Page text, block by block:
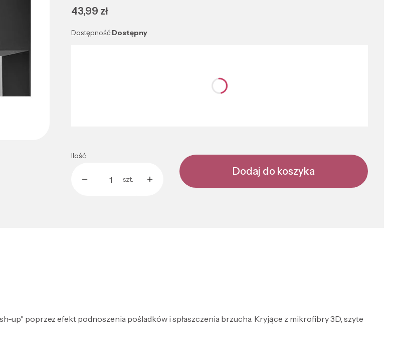
Cena
43,99 zł
Dostępność:Dostępny
Ilość
szt.
Dodaj do koszyka
up" poprzez efekt podnoszenia pośladków i spłaszczenia brzucha. Kryjące z mikrofibry 3D, szyte